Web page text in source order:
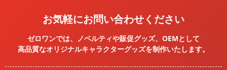
お気軽にお問い合わせください
ゼロワンでは、ノベルティや販促グッズ、OEMとして
高品質なオリジナルキャラクターグッズを制作いたします。